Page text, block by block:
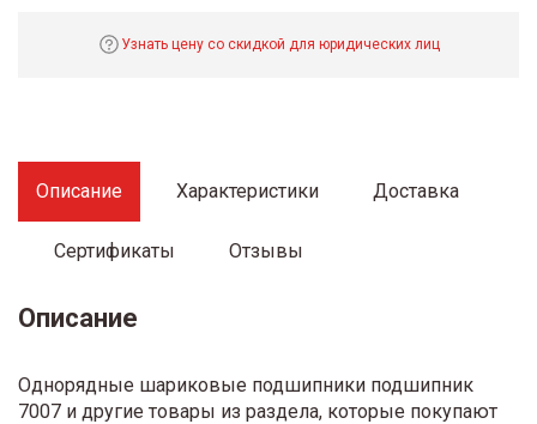
Узнать цену со скидкой для юридических лиц
Описание Характеристики Доставка
Сертификаты Отзывы
Описание
Однорядные шариковые подшипники подшипник
7007 и другие товары из раздела, которые покупают